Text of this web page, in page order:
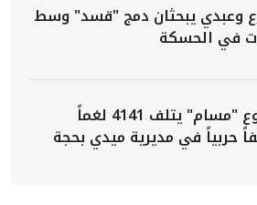
وعبدي يبحثان دمج "قسد" وسط
في الحسكة
مشروع "مسام" يتلف 4141 لغماً
حربياً في مديرية ميدي بحجة